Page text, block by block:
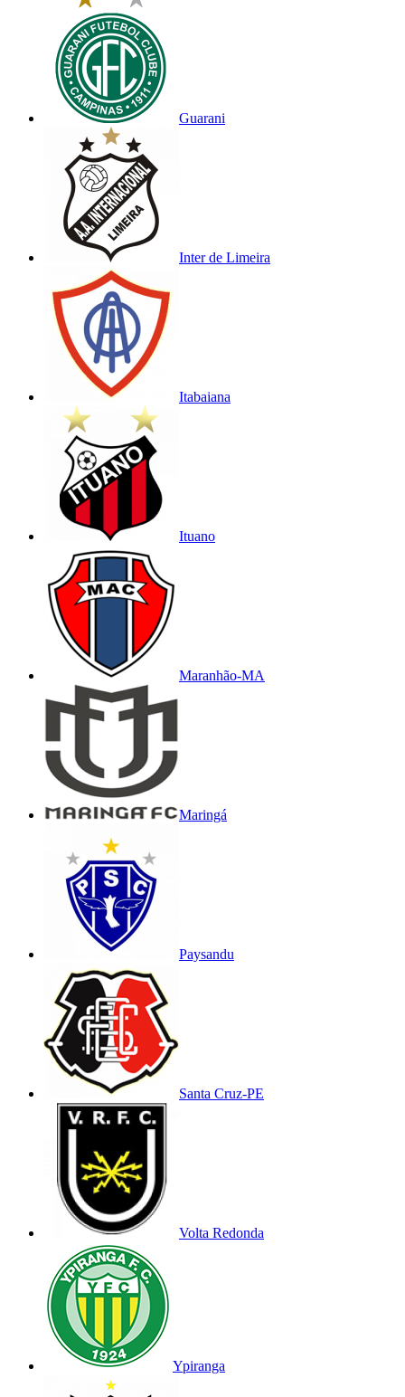
Guarani
Inter de Limeira
Itabaiana
Ituano
Maranhão-MA
Maringá
Paysandu
Santa Cruz-PE
Volta Redonda
Ypiranga